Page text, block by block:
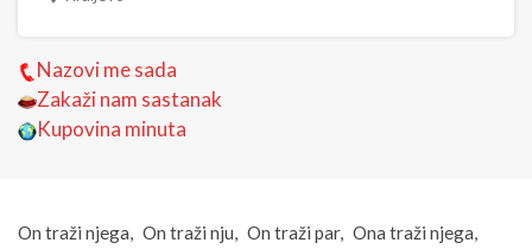
Nazovi me sada
Zakaži nam sastanak
Kupovina minuta
On traži njega On traži nju On traži par
Ona traži njega